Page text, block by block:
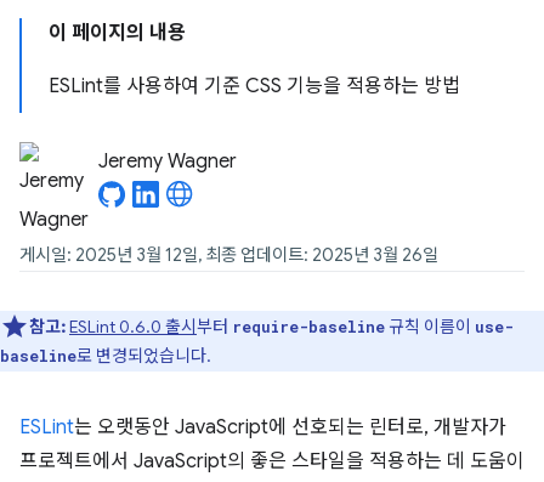
이 페이지의 내용
ESLint를 사용하여 기준 CSS 기능을 적용하는 방법
Jeremy Wagner
게시일: 2025년 3월 12일, 최종 업데이트: 2025년 3월 26일
참고:ESLint 0.6.0 출시부터 require-baseline 규칙 이름이 use-
baseline로 변경되었습니다.
ESLint는 오랫동안 JavaScript에 선호되는 린터로, 개발자가
프로젝트에서 JavaScript의 좋은 스타일을 적용하는 데 도움이